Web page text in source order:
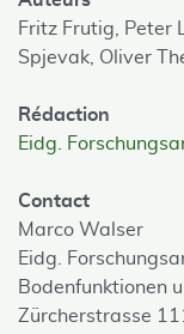
Fritz Frutig,
Peter
Spjevak, Oliver
Rédaction
Eidg.
Contact
Marco Walser
Eidg.
Bodenfunktionen
Zürcherstrasse